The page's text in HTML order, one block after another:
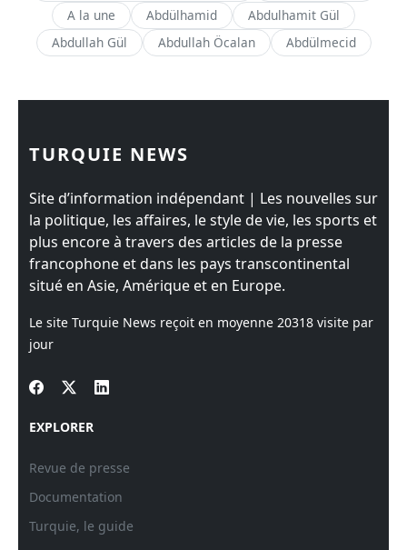
A la une
Abdülhamid
Abdulhamit Gül
Abdullah Gül
Abdullah Öcalan Abdülmecid
TURQUIE NEWS
Site d’information indépendant | Les nouvelles sur
la politique, les affaires, le style de vie, les sports et
plus encore à travers des articles de la presse
francophone et dans les pays transcontinental
situé en Asie, Amérique et en Europe.
Le site Turquie News reçoit en moyenne 20318 visite par
jour
EXPLORER
Revue de presse
Documentation
Turquie, le guide